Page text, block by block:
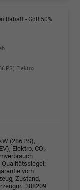
Rabatt - GdB 50%
PS) Elektro
(286 PS),
Elektro, CO₂-
Qualitätssiegel:
vom
Zustand,
388209